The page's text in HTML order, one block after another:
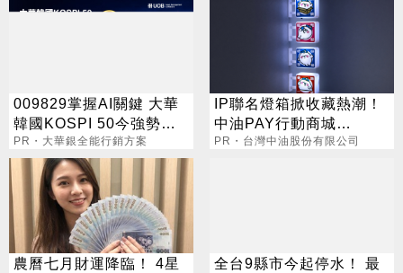
009829掌握AI關鍵 大華
韓國KOSPI 50今強勢開
募
PR・大華銀全能行銷方案
IP聯名燈箱掀收藏熱潮！
中油PAY行動商城
$699+站取就送
PR・台灣中油股份有限公司
農曆七月財運降臨！ 4星
全台9縣市今起停水！ 最